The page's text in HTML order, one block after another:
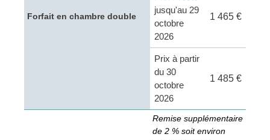
Forfait en chambre double
jusqu'au 29
octobre
2026
1 465 €
Prix à partir
du 30
octobre
2026
1 485 €
Remise supplémentaire
de 2 % soit environ